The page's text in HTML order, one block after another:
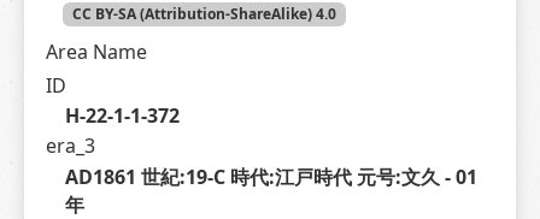
CC BY-SA (Attribution-ShareAlike) 4.0
Area Name
ID
H-22-1-1-372
era_3
AD1861 世紀:19-C 時代:江戸時代 元号:文久 - 01
年